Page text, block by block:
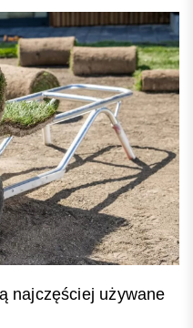
najczęściej używane